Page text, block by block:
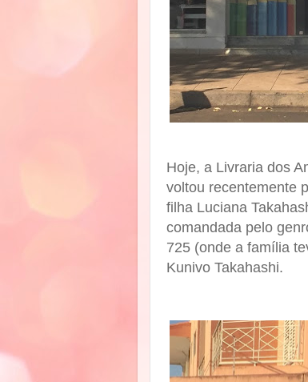
Hoje, a Livraria dos
voltou recentemente
filha Luciana
comandada pelo
725 (onde a família
Kunivo Takahashi.